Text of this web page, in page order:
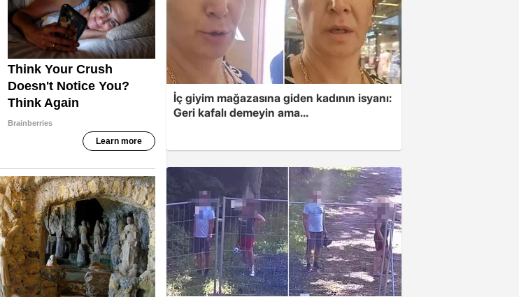
İç giyim mağazasına giden kadının isyanı:
Geri kafalı demeyin ama...